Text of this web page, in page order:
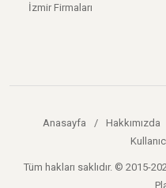
İzmir Firmaları
Anasayfa / Hakkımızda
Tüm hakları saklıdır. © 2015-